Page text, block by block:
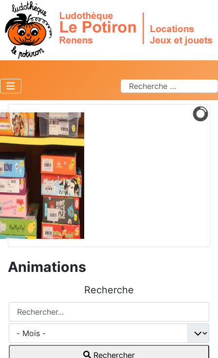
Rechercher
Type 2 or more
Animations
Recherche
Rechercher...
Rechercher